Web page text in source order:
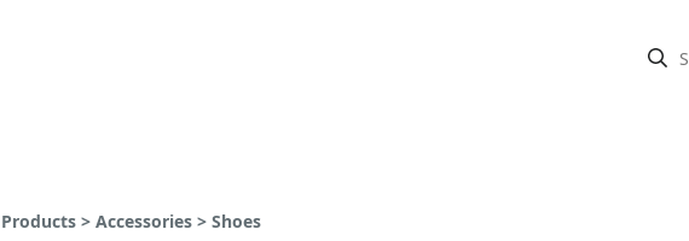
Products > Accessories > Shoes